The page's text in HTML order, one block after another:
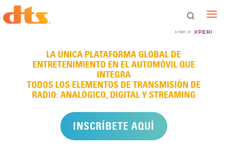
A PART OF
DTS AutoStage™
LA ÚNICA PLATAFORMA GLOBAL DE
ENTRETENIMIENTO EN EL AUTOMÓVIL QUE
INTEGRA
TODOS LOS ELEMENTOS DE TRANSMISIÓN DE
RADIO: ANALÓGICO, DIGITAL Y STREAMING
INSCRÍBETE AQUÍ
DTS AutoStage™
THE ONLY GLOBAL IN-CAR ENTERTAINMENT
PLATFORM DESIGNEDU003CBRU003EFOR AN
IMMERSIVE AND UNIFIED MEDIA EXPERIENCE.
DTS AutoStage™
THE ONLY GLOBAL IN-CAR ENTERTAINMENT
PLATFORM DESIGNEDU003CBRU003EFOR AN
IMMERSIVE AND UNIFIED MEDIA EXPERIENCE.
DTS AutoStage™
THE ONLY GLOBAL IN-CAR ENTERTAINMENT
PLATFORM DESIGNEDU003CBRU003EFOR AN
IMMERSIVE AND UNIFIED MEDIA EXPERIENCE.